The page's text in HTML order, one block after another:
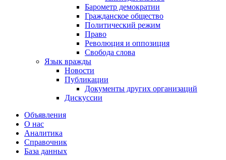
Барометр демократии
Гражданское общество
Политический режим
Право
Революция и оппозиция
Свобода слова
Язык вражды
Новости
Публикации
Документы других организаций
Дискуссии
Объявления
О нас
Аналитика
Справочник
База данных